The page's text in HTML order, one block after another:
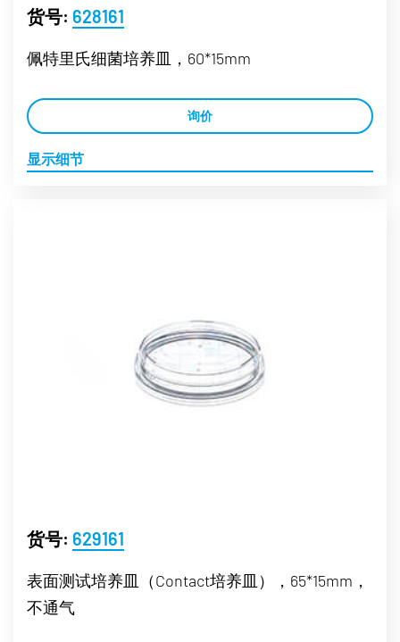
货号: 628161
佩特里氏细菌培养皿，60*15mm
询价
显示细节
货号: 629161
表面测试培养皿（Contact培养皿），65*15mm，
不通气